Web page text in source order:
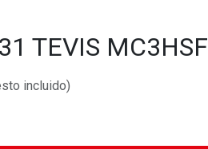
TEVIS MC3HSF
incluido)